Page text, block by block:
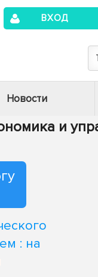
ВХОД
Новости
и
: на